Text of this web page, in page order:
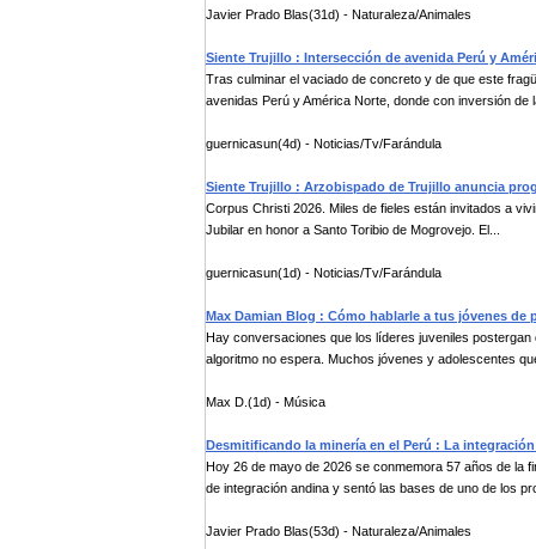
Javier Prado Blas(31d) - Naturaleza/Animales
Siente Trujillo : Intersección de avenida Perú y
Tras culminar el vaciado de concreto y de que este
avenidas Perú y América Norte, donde con inversión de
guernicasun(4d) - Noticias/Tv/Farándula
Siente Trujillo : Arzobispado de Trujillo anuncia
Corpus Christi 2026. Miles de fieles están invitados a
Jubilar en honor a Santo Toribio de Mogrovejo. El...
guernicasun(1d) - Noticias/Tv/Farándula
Max Damian Blog : Cómo hablarle a tus jóvenes de
Hay conversaciones que los líderes juveniles
algoritmo no espera. Muchos jóvenes y adolescentes
Max D.(1d) - Música
Desmitificando la minería en el Perú : La
Hoy 26 de mayo de 2026 se conmemora 57 años de la
de integración andina y sentó las bases de uno de los
Javier Prado Blas(53d) - Naturaleza/Animales